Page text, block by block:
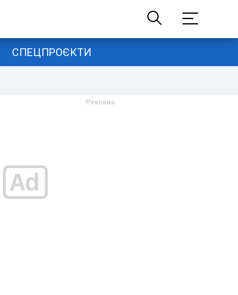
СПЕЦПРОЄКТИ